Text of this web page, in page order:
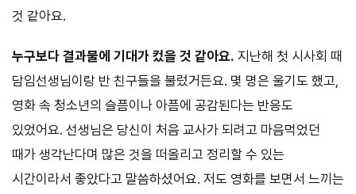
것 같아요.
누구보다 결과물에 기대가 컸을 것 같아요. 지난해 첫 시사회 때
담임선생님이랑 반 친구들을 불렀거든요. 몇 명은 울기도 했고,
영화 속 청소년의 슬픔이나 아픔에 공감된다는 반응도
있었어요. 선생님은 당신이 처음 교사가 되려고 마음먹었던
때가 생각난다며 많은 것을 떠올리고 정리할 수 있는
시간이라서 좋았다고 말씀하셨어요. 저도 영화를 보면서 느끼는